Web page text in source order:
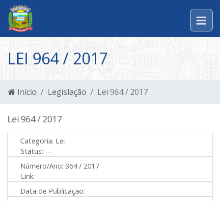
LEI 964 / 2017
Início Legislação Lei 964 / 2017
Lei 964 / 2017
Categoria: Lei
Status: ---
Número/Ano: 964 / 2017
Link:
Data de Publicação: